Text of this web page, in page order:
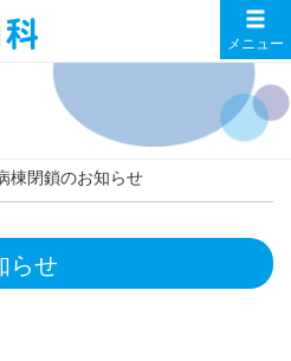
メニュー
棟閉鎖のお知らせ
らせ